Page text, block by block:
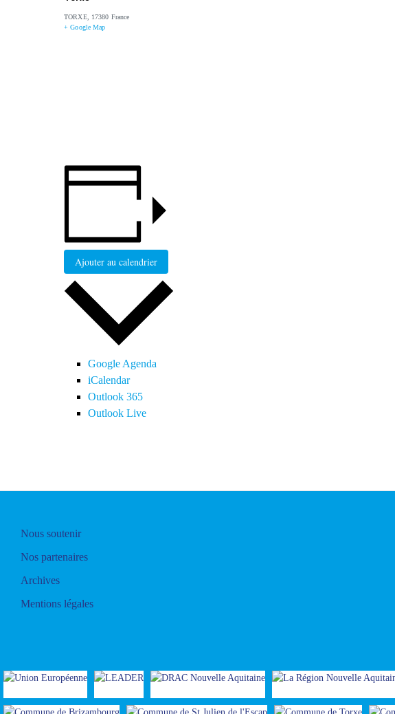
TORXE, 17380 France
+ Google Map
Ajouter au calendrier
Google Agenda
iCalendar
Outlook 365
Outlook Live
Nous soutenir
Nos partenaires
Archives
Mentions légales